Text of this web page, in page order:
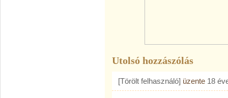
Utolsó hozzászólás
[Törölt felhasználó] üzente 18